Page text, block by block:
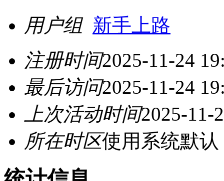
用户组 新手上路
注册时间2025-11-24
最后访问2025-11-24
上次活动时间2025-11-
所在时区使用系统默认